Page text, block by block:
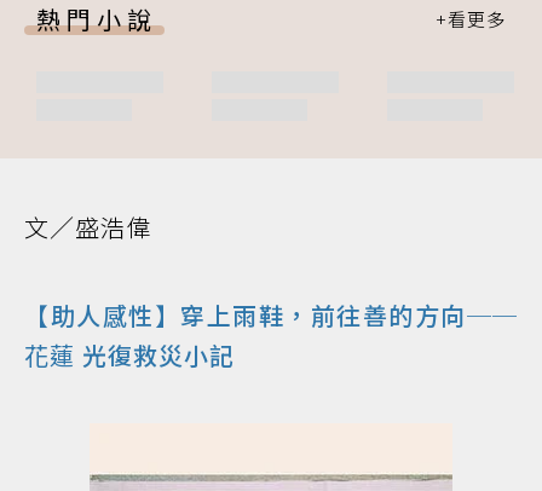
熱門小說
文／盛浩偉
【助人感性】穿上雨鞋，前往善的方向──
花蓮 光復救災小記